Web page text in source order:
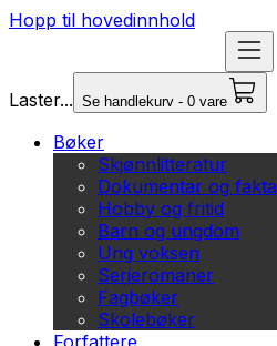
Hopp til hovedinnhold
Laster... Se handlekurv - 0 vare
Bøker
Skjønnlitteratur
Dokumentar og fakta
Hobby og fritid
Barn og ungdom
Ung voksen
Serieromaner
Fagbøker
Skolebøker
Forfattere